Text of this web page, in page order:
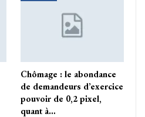
Chômage : le abondance
de demandeurs d’exercice
pouvoir de 0,2 pixel,
quant à…